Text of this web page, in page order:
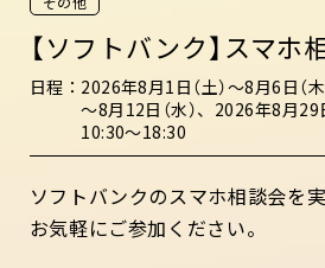
【ソフトバンク】スマホ
日程 2026年8月1日（土）～8月6日（木
～8月12日（水）、 2026年8月29
10:30～18:30
ソフトバンクのスマホ相談会を実
お気軽にご参加ください。